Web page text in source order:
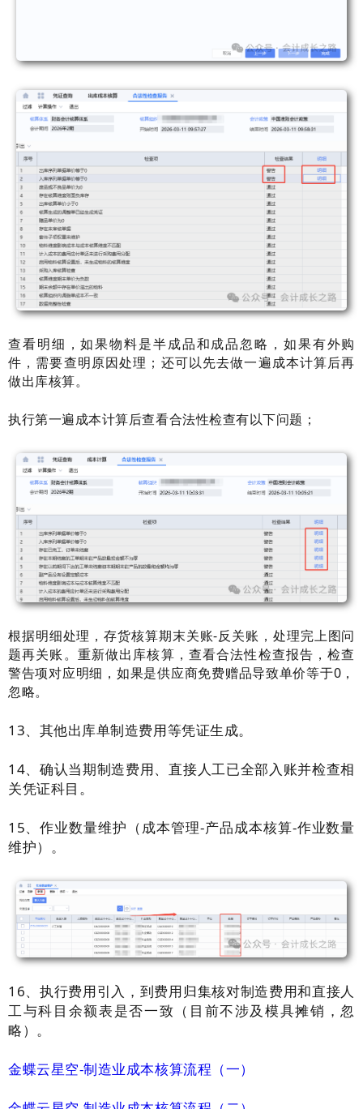
查看明细，如果物料是半成品和成品忽略，如果有外购
件，需要查明原因处理；还可以先去做一遍成本计算后再
做出库核算。
执行第一遍成本计算后查看合法性检查有以下问题；
根据明细处理，存货核算期末关账-反关账，处理完上图问
题再关账。重新做出库核算，查看合法性检查报告，检查
警告项对应明细，如果是供应商免费赠品导致单价等于0，
忽略。
13、 其他出库单制造费用等凭证生成。
14、 确认当期制造费用、直接人工已全部入账并检查相
关凭证科目。
15、作业数量维护（成本管理-产品成本核算-作业数量
维护）。
16、执行费用引入，到费用归集核对制造费用和直接人
工与科目余额表是否一致（目前不涉及模具摊销，忽
略）。
金蝶云星空-制造业成本核算流程（一）